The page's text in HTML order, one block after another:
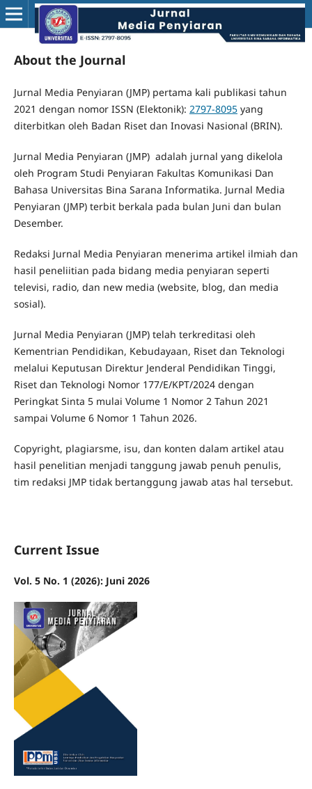
About the Journal
Jurnal Media Penyiaran (JMP) pertama kali publikasi tahun
2021 dengan nomor ISSN (Elektonik): 2797-8095yang
diterbitkan oleh Badan Riset dan Inovasi Nasional (BRIN).
Jurnal Media Penyiaran (JMP) adalah jurnal yang dikelola
oleh Program Studi Penyiaran Fakultas Komunikasi Dan
Bahasa Universitas Bina Sarana Informatika. Jurnal Media
Penyiaran (JMP) terbit berkala pada bulan Juni dan bulan
Desember.
Redaksi Jurnal Media Penyiaran menerima artikel ilmiah dan
hasil peneliitian pada bidang media penyiaran seperti
televisi, radio, dan new media (website, blog, dan media
sosial).
Jurnal Media Penyiaran (JMP) telah terkreditasi oleh
Kementrian Pendidikan, Kebudayaan, Riset dan Teknologi
melalui Keputusan Direktur Jenderal Pendidikan Tinggi,
Riset dan Teknologi Nomor 177/E/KPT/2024 dengan
Peringkat Sinta 5 mulai Volume 1 Nomor 2 Tahun 2021
sampai Volume 6 Nomor 1 Tahun 2026.
Copyright, plagiarsme, isu, dan konten dalam artikel atau
hasil penelitian menjadi tanggung jawab penuh penulis,
tim redaksi JMP tidak bertanggung jawab atas hal tersebut.
Current Issue
Vol. 5 No. 1 (2026): Juni 2026